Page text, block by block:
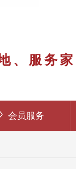
、服务
会员服务